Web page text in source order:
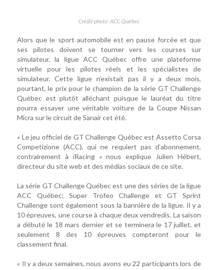
Crédit photo: ACC Québec
Alors que le sport automobile est en pause forcée et que
ses pilotes doivent se tourner vers les courses sur
simulateur, la ligue ACC Québec offre une plateforme
virtuelle pour les pilotes réels et les spécialistes de
simulateur. Cette ligue n’existait pas il y a deux mois,
pourtant, le prix pour le champion de la série GT Challenge
Québec est plutôt alléchant puisque le lauréat du titre
pourra essayer une véritable voiture de la Coupe Nissan
Micra sur le circuit de Sanair cet été.
« Le jeu officiel de GT Challenge Québec est Assetto Corsa
Competizione (ACC), qui ne requiert pas d’abonnement,
contrairement à iRacing » nous explique Julien Hébert,
directeur du site web et des médias sociaux de ce site.
La série GT Challenge Québec est une des séries de la ligue
ACC Québec; Super Trofeo Challenge et GT Sprint
Challenge sont également sous la bannière de la ligue. Il y a
10 épreuves, une course à chaque deux vendredis. La saison
a débuté le 18 mars dernier et se terminera le 17 juillet, et
seulement 8 des 10 épreuves compteront pour le
classement final.
« Il y a deux semaines, nous avons eu 22 participants lors de